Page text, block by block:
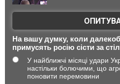
На вашу думку, коли
примусять росію сісти за
У найближчі місяці удари
настільки болючими, що
поновити перемовини